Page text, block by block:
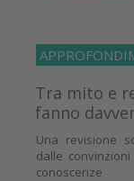
Tra mito e
fanno
Una revisione
dalle
conoscenze